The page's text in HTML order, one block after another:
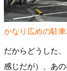
かなり広めの駐
だからどうした
感じだが）、あ